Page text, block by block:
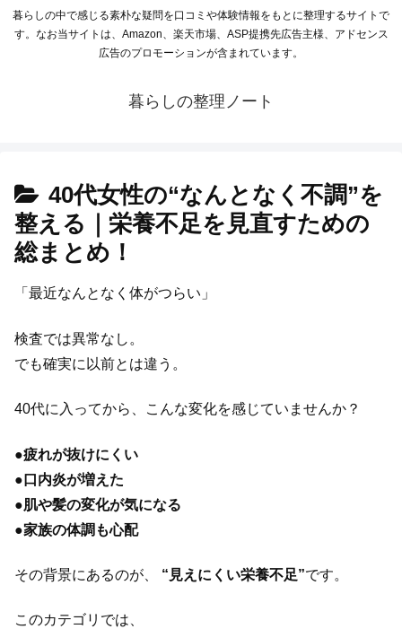
暮らしの中で感じる素朴な疑問を口コミや体験情報をもとに整理するサイトで
す。なお当サイトは、Amazon、楽天市場、ASP提携先広告主様、アドセンス
広告のプロモーションが含まれています。
暮らしの整理ノート
40代女性の“なんとなく不調”を
整える｜栄養不足を見直すための
総まとめ！
「最近なんとなく体がつらい」
検査では異常なし。
でも確実に以前とは違う。
40代に入ってから、こんな変化を感じていませんか？
●疲れが抜けにくい
● 口内炎が増えた
●肌や髪の変化が気になる
●家族の体調も心配
その背景にあるのが、 “見えにくい栄養不足”です。
このカテゴリでは、